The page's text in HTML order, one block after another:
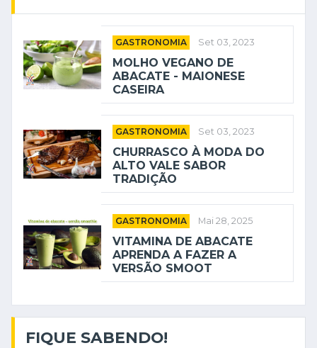
GASTRONOMIA Set 03, 2023
MOLHO VEGANO DE
ABACATE - MAIONESE
CASEIRA
GASTRONOMIA Set 03, 2023
CHURRASCO À MODA DO
ALTO VALE SABOR
TRADIÇÃO
GASTRONOMIA Mai 28, 2025
VITAMINA DE ABACATE
APRENDA A FAZER A
VERSÃO SMOOT
FIQUE SABENDO!